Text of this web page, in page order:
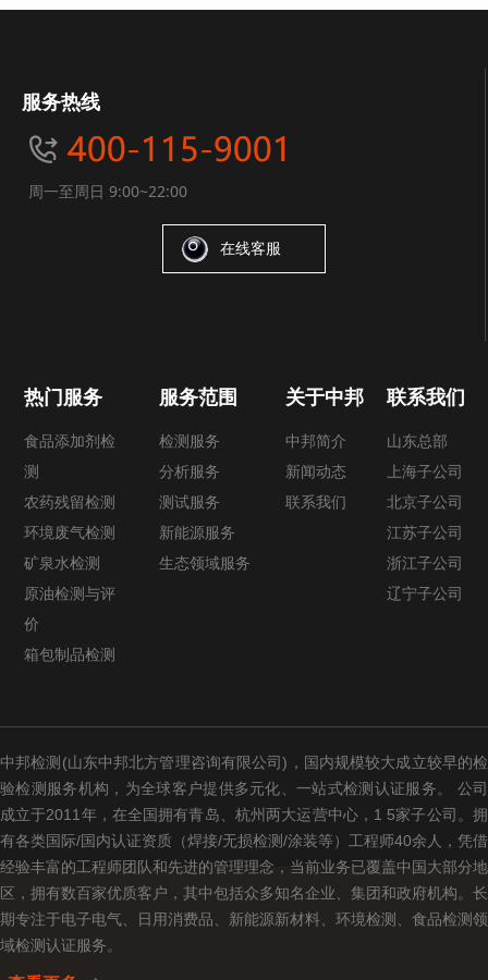
热门服务
食品添加剂检
测
农药残留检测
环境废气检测
矿泉水检测
原油检测与评
价
箱包制品检测
服务范围
检测服务
分析服务
测试服务
新能源服务
生态领域服务
关于中邦
中邦简介
新闻动态
联系我们
联系我们
山东总部
上海子公司
北京子公司
江苏子公司
浙江子公司
辽宁子公司
服务热线
周一至周日 9:00~22:00
在线客服
中邦检测(山东中邦北方管理咨询有限公司)，国内规模较大成立较早的检
验检测服务机构，为全球客户提供多元化、一站式检测认证服务。 公司
成立于2011年，在全国拥有青岛、杭州两大运营中心，1 5家子公司。拥
有各类国际/国内认证资质（焊接/无损检测/涂装等）工程师40余人，凭借
经验丰富的工程师团队和先进的管理理念，当前业务已覆盖中国大部分地
区，拥有数百家优质客户，其中包括众多知名企业、集团和政府机构。长
期专注于电子电气、日用消费品、新能源新材料、环境检测、食品检测领
域检测认证服务。